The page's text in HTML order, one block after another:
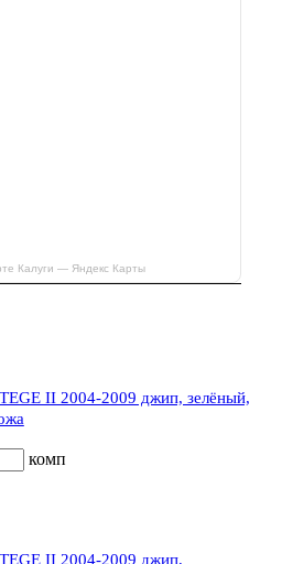
Калуги — Яндекс Карты
II 2004-2009 джип, зелёный,
комп
II 2004-2009 джип,